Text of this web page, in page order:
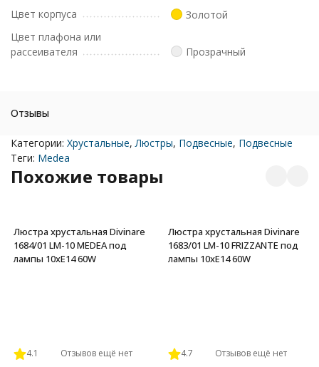
Цвет корпуса
Золотой
Цвет плафона или
рассеивателя
Прозрачный
Отзывы
Категории: Хрустальные, Люстры, Подвесные, Подвесные
Теги: Medea
Похожие товары
Люстра хрустальная Divinare
1684/01 LM-10 MEDEA под
лампы 10xE14 60W
4.1 Отзывов ещё нет
Люстра хрустальная Divinare
1683/01 LM-10 FRIZZANTE под
лампы 10xE14 60W
4.7 Отзывов ещё нет